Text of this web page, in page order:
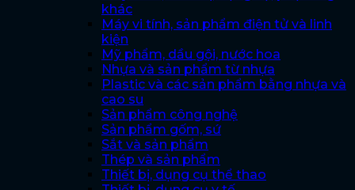
khác
Máy vi tính, sản phẩm điện tử và linh
kiện
Mỹ phẩm, dầu gội, nước hoa
Nhựa và sản phẩm từ nhựa
Plastic và các sản phẩm bằng nhựa và
cao su
Sản phẩm công nghệ
Sản phẩm gốm, sứ
Sắt và sản phẩm
Thép và sản phẩm
Thiết bị, dụng cụ thể thao